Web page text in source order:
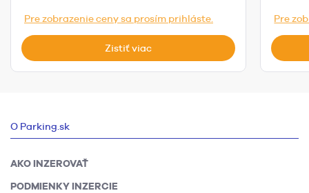
Pre zobrazenie ceny sa prosím prihláste.
Zistiť viac
Pre
O Parking.sk
AKO INZEROVAŤ
PODMIENKY INZERCIE